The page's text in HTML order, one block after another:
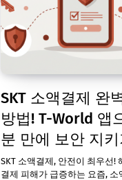
SKT 소액결제 완
방법! T-World 앱
분 만에 보안 지키
SKT 소액결제, 안전이 최우선!
결제 피해가 급증하는 요즘, 소